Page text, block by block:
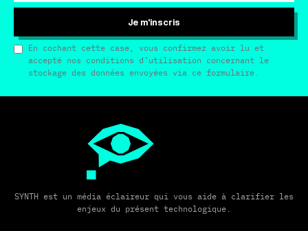
Je m'inscris
En cochant cette case, vous confirmez avoir lu et
accepté nos conditions d’utilisation concernant le
stockage des données envoyées via ce formulaire.
SYNTH est un média éclaireur qui vous aide à clarifier les
enjeux du présent technologique.